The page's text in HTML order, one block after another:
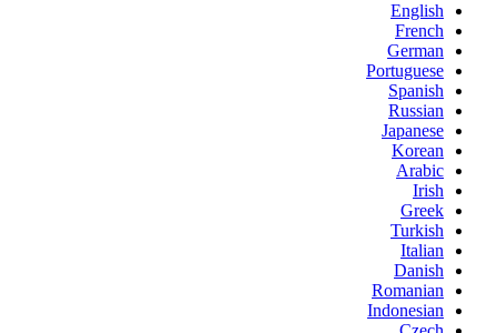
English
French
German
Portuguese
Spanish
Russian
Japanese
Korean
Arabic
Irish
Greek
Turkish
Italian
Danish
Romanian
Indonesian